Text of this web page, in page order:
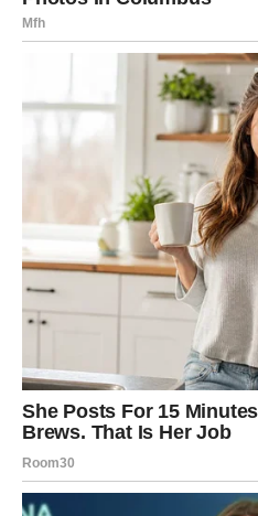
Kada je riječ o poslu, moguće
početku činiti neizvjesnima,
svoje pozitivne strane. Neke
pokažu svoje sposobnosti na
Najveća nagrada za Vodolije
imaju kontrolu nad svojim
se stvari same dogode, počet
donositi odluke koje ih vode